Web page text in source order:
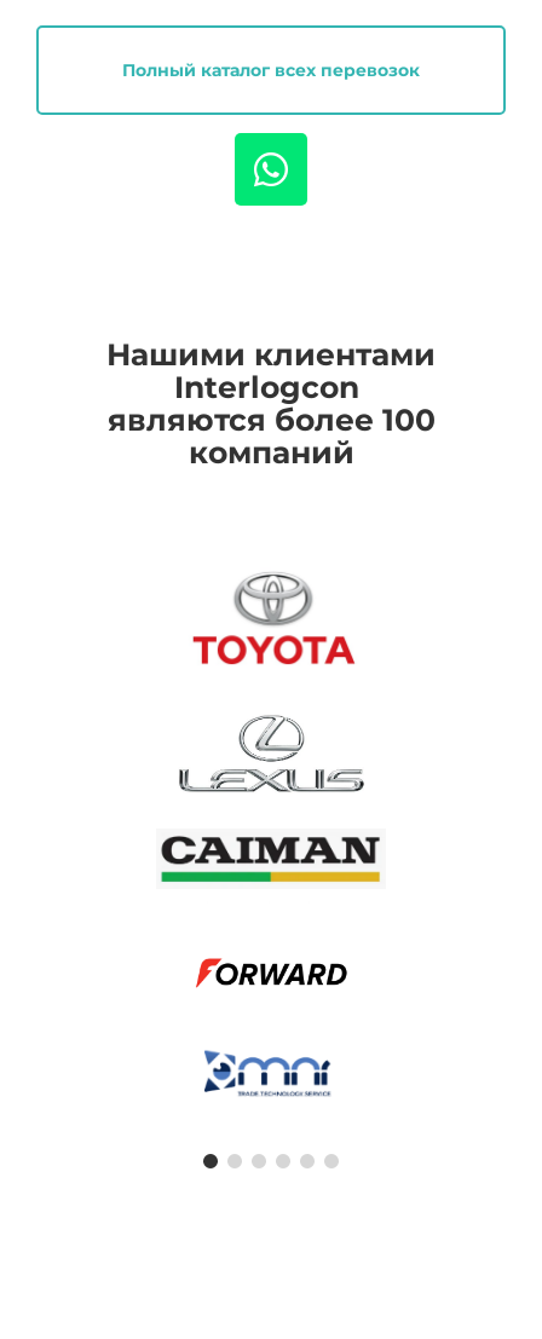
Полный каталог всех перевозок
Нашими клиентами
Interlogcon
являются более 100
компаний